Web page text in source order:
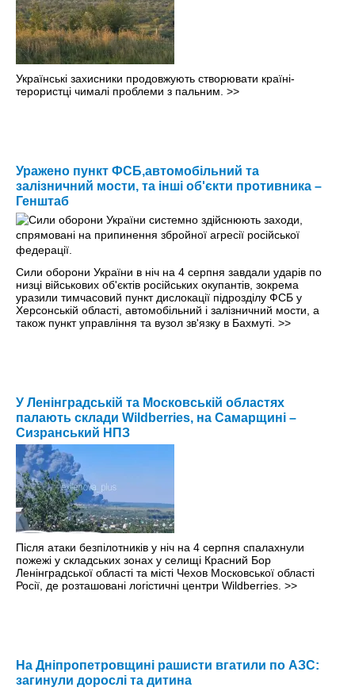
Українські захисники продовжують створювати країні-
терористці чималі проблеми з пальним. >>
Уражено пункт ФСБ,автомобільний та
залізничний мости, та інші об'єкти противника –
Генштаб
Сили оборони України в ніч на 4 серпня завдали ударів по
низці військових об'єктів російських окупантів, зокрема
уразили тимчасовий пункт дислокації підрозділу ФСБ у
Херсонській області, автомобільний і залізничний мости, а
також пункт управління та вузол зв'язку в Бахмуті. >>
У Ленінградській та Московській областях
палають склади Wildberries, на Самарщині –
Сизранський НПЗ
Після атаки безпілотників у ніч на 4 серпня спалахнули
пожежі у складських зонах у селищі Красний Бор
Ленінградської області та місті Чехов Московської області
Росії, де розташовані логістичні центри Wildberries. >>
На Дніпропетровщині рашисти вгатили по АЗС:
загинули дорослі та дитина